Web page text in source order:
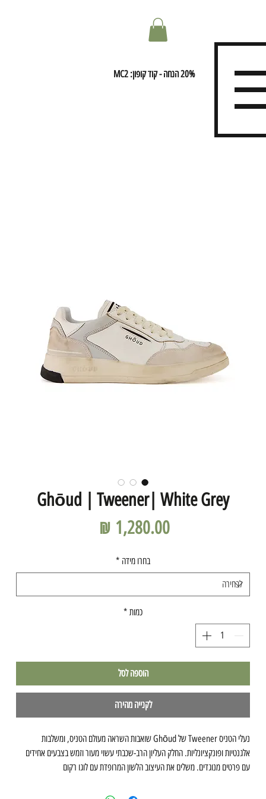
Ghōud | Tweener| White Grey
בחרו מידה *
כמות *
הוספה לסל
לקנייה מהירה
נעלי הטניס Tweener של Ghōud שואבות השראה מעולם הטניס, ומשלבות
אלגנטיות ופונקציונליות. החלק העליון הרב-שכבתי עשוי מעור וזמש בצבעים אחידים
עם פרטים מנוגדים. משלים את העיצוב הלשון המרופדת עם לוגו רקום
20% הנחה - קוד קופון: MC2